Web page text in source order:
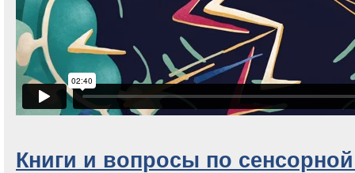
Книги и вопросы по